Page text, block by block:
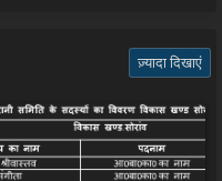
ज़्यादा दिखाएं